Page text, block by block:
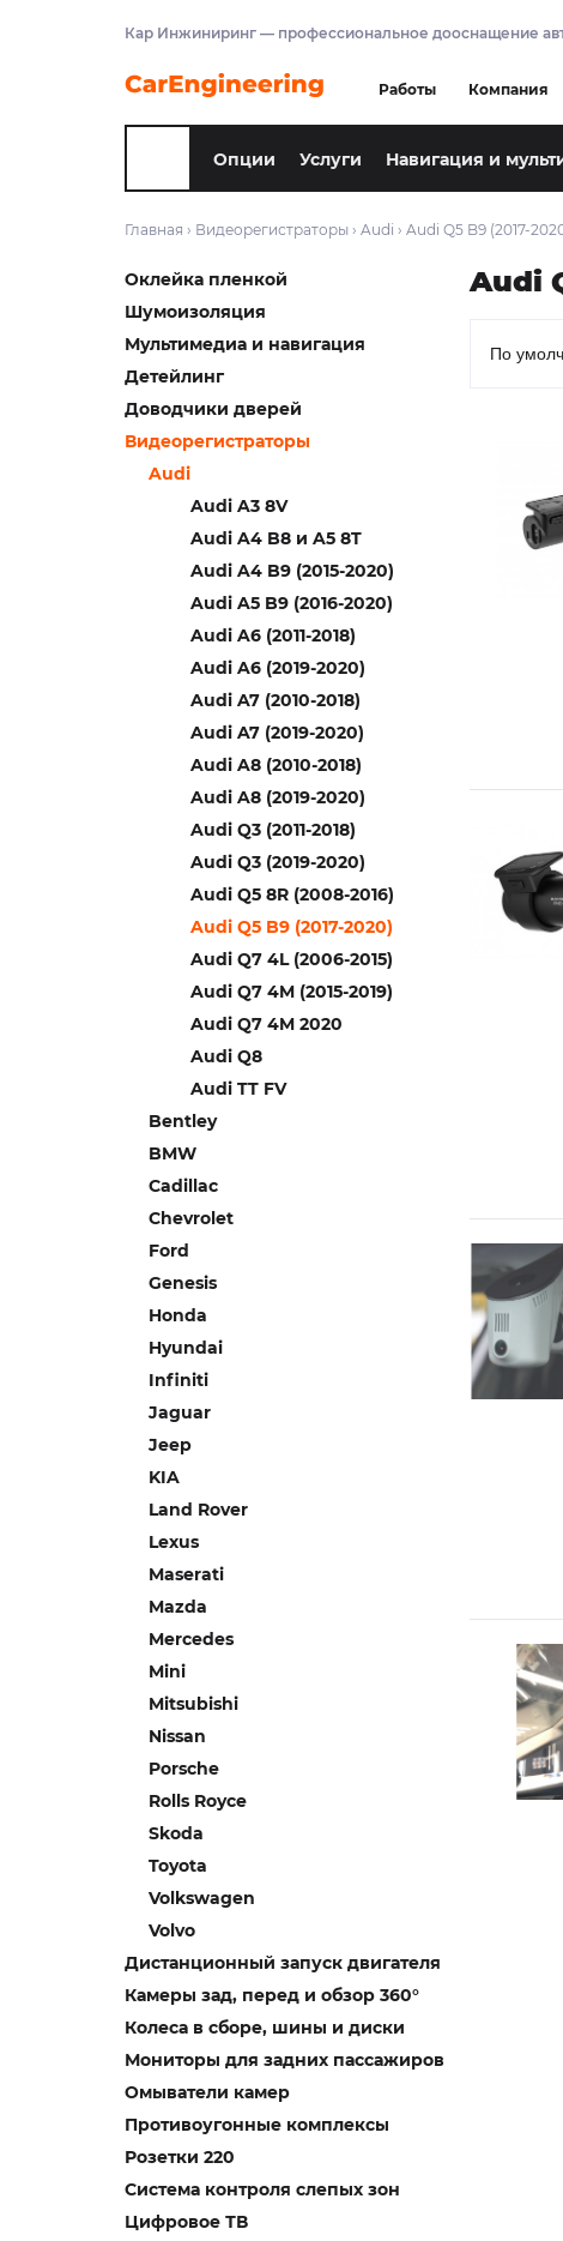
Кар Инжиниринг — профессиональное дооснащение
Работы Компания
Опции Услуги Навигация и
Главная › Видеорегистраторы › Audi › Audi Q5 B9 (2017-
Оклейка пленкой
Шумоизоляция
Мультимедиа и навигация
Детейлинг
Доводчики дверей
Видеорегистраторы
Audi
Audi A3 8V
Audi A4 B8 и A5 8T
Audi A4 B9 (2015-2020)
Audi A5 B9 (2016-2020)
Audi A6 (2011-2018)
Audi A6 (2019-2020)
Audi A7 (2010-2018)
Audi A7 (2019-2020)
Audi A8 (2010-2018)
Audi A8 (2019-2020)
Audi Q3 (2011-2018)
Audi Q3 (2019-2020)
Audi Q5 8R (2008-2016)
Audi Q5 B9 (2017-2020)
Audi Q7 4L (2006-2015)
Audi Q7 4M (2015-2019)
Audi Q7 4M 2020
Audi Q8
Audi TT FV
Bentley
BMW
Cadillac
Chevrolet
Ford
Genesis
Honda
Hyundai
Infiniti
Jaguar
Jeep
KIA
Land Rover
Lexus
Maserati
Mazda
Mercedes
Mini
Mitsubishi
Nissan
Porsche
Rolls Royce
Skoda
Toyota
Volkswagen
Volvo
Дистанционный запуск двигателя
Камеры зад, перед и обзор 360°
Колеса в сборе, шины и диски
Мониторы для задних пассажиров
Омыватели камер
Противоугонные комплексы
Розетки 220
Система контроля слепых зон
Цифровое ТВ
Audi